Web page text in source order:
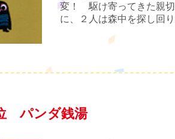
変！ 駆け寄ってきた親切
に、２人は森中を探し回り
パンダ銭湯